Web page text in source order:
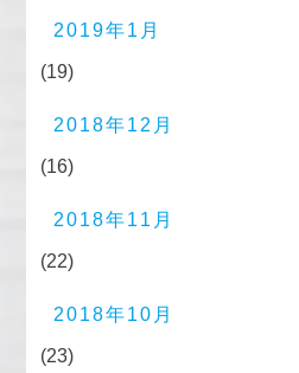
2019年1月
(19)
2018年12月
(16)
2018年11月
(22)
2018年10月
(23)